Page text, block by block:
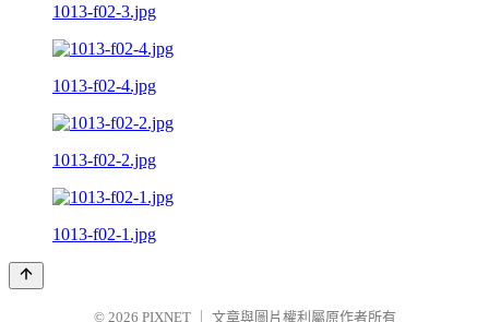
1013-f02-3.jpg
1013-f02-4.jpg
1013-f02-2.jpg
1013-f02-1.jpg
© 2026 PIXNET 文章與圖片權利屬原作者所有